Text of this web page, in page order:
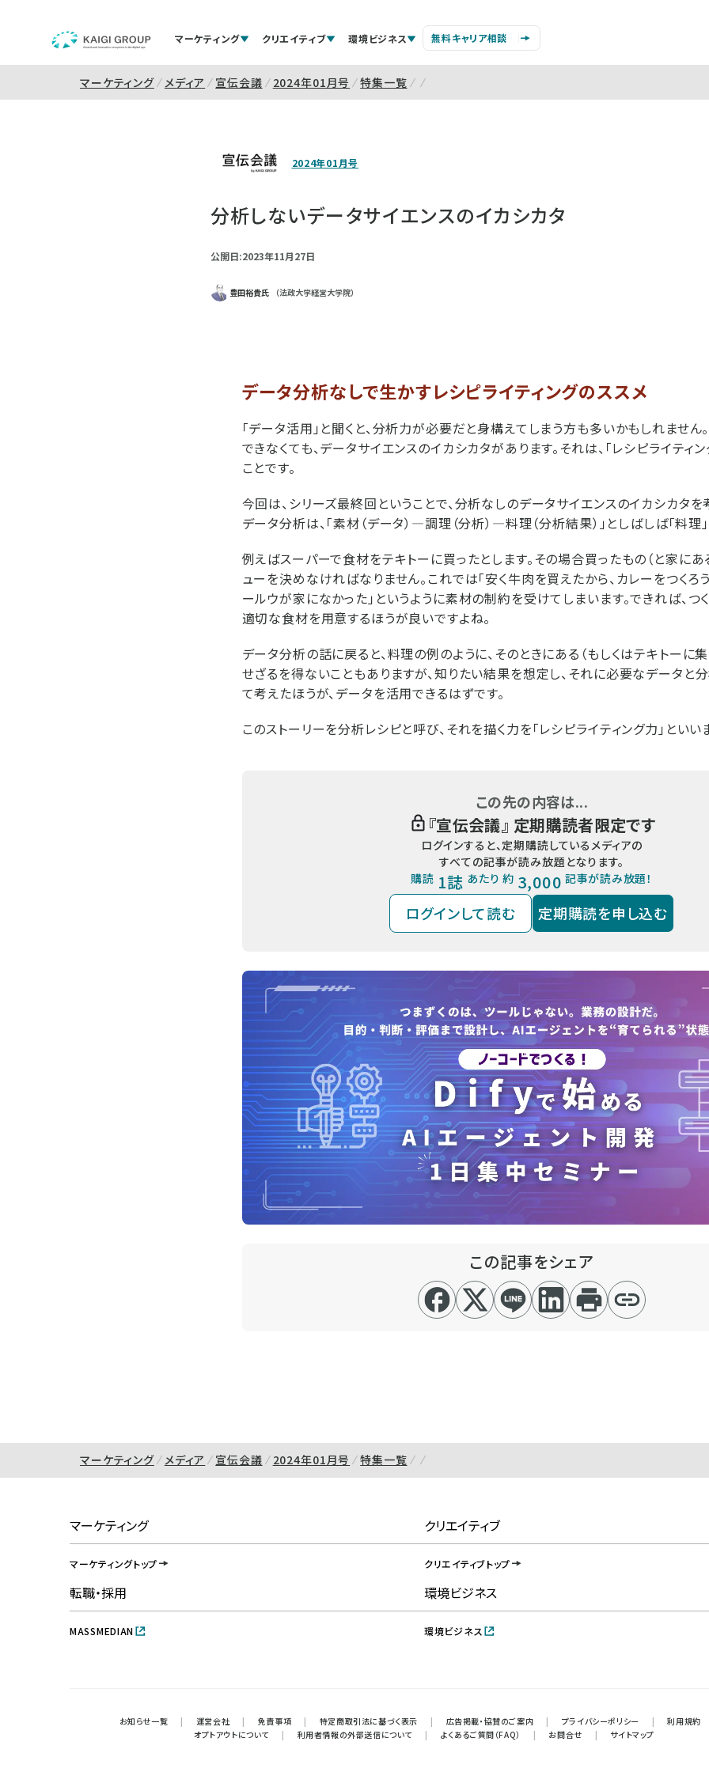
マーケティング クリエイティブ 環境ビジネス 無料キャリア相談
マーケティング メディア 宣伝会議 2024年01月号 特集一覧
2024年01月号
分析しないデータサイエンスのイカシカタ
公開日:2023年11月27日
豊田裕貴氏 （法政大学経営大学院）
データ分析なしで生かすレシピライティングのススメ
「データ活用」と聞くと、分析力が必要だと身構えてしまう方も多いかもしれません
できなくても、データサイエンスのイカシカタがあります。それは、「レシピライティ
ことです。
今回は、シリーズ最終回ということで、分析なしのデータサイエンスのイカシカタを
データ分析は、「素材（データ）―調理（分析）―料理（分析結果）」としばしば「料理
例えばスーパーで食材をテキトーに買ったとします。その場合買ったもの（と家にあ
ューを決めなければなりません。これでは「安く牛肉を買えたから、カレーをつくろ
ールウが家になかった」というように素材の制約を受けてしまいます。できれば、つ
適切な食材を用意するほうが良いですよね。
データ分析の話に戻ると、料理の例のように、そのときにある（もしくはテキトーに
せざるを得ないこともありますが、知りたい結果を想定し、それに必要なデータと
て考えたほうが、データを活用できるはずです。
このストーリーを分析レシピと呼び、それを描く力を「レシピライティング力」といい
この先の内容は...
『宣伝会議』 定期購読者限定です
ログインすると、定期購読しているメディアの
すべての記事が読み放題となります。
購読 1誌 あたり 約 3,000 記事が読み放題！
ログインして読む 定期購読を申し込む
この記事をシェア
マーケティング メディア 宣伝会議 2024年01月号 特集一覧
マーケティング
マーケティングトップ
クリエイティブ
クリエイティブトップ
転職・採用
MASSMEDIAN
環境ビジネス
環境ビジネス
お知らせ一覧 | 運営会社 | 免責事項 | 特定商取引法に基づく表示 | 広告掲載・協賛のご案内 | プライバシーポリシー |
利用規約
オプトアウトについて
| 利用者情報の外部送信について | よくあるご質問（FAQ） | お問合せ | サイトマップ